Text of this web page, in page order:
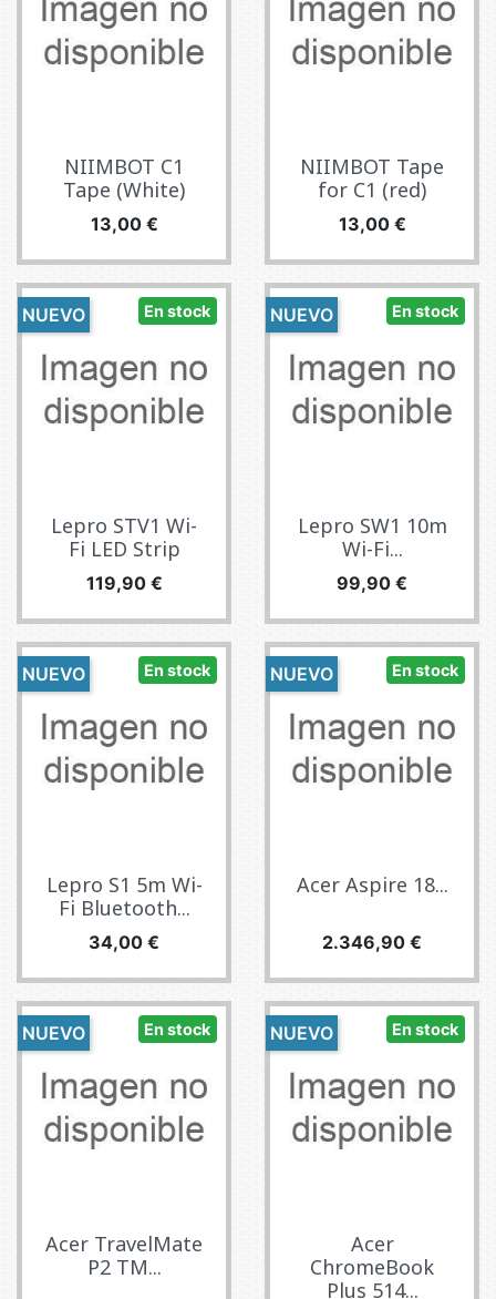
NIIMBOT C1
Tape (White)
Precio
13,00 €
NIIMBOT Tape
for C1 (red)
Precio
13,00 €
En stock
Lepro STV1 Wi-
Fi LED Strip
Precio
119,90 €
NUEVO En stock
Lepro SW1 10m
Wi-Fi...
Precio
99,90 €
NUEVO
En stock
Lepro S1 5m Wi-
Fi Bluetooth...
Precio
34,00 €
NUEVO En stock
Acer Aspire 18...
Precio
2.346,90 €
NUEVO
En stock
Acer TravelMate
P2 TM...
NUEVO En stock
Acer
ChromeBook
Plus 514...
NUEVO